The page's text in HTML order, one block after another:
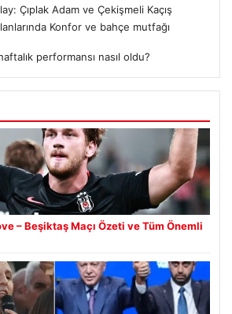
Çıplak Adam ve Çekişmeli Kaçış
Konfor ve bahçe mutfağı
performansı nasıl oldu?
– Beşiktaş Maçı Özeti ve Tüm Önemli